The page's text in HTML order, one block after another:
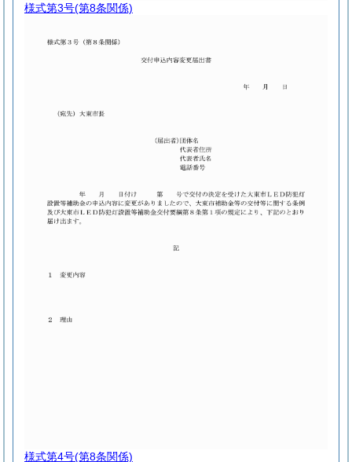
様式第3号(第8条関係)
様式第4号(第8条関係)